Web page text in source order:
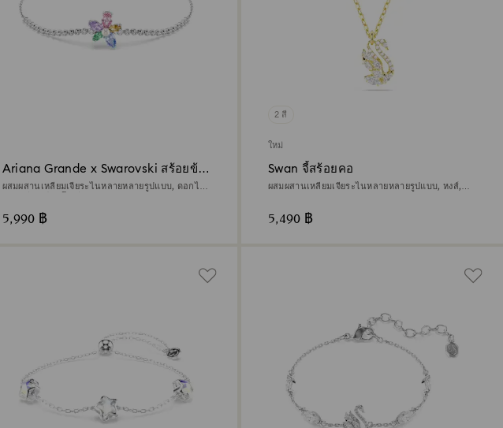
Ariana Grande x Swarovski สร้อยข้อ
มือ
ผสมผสานเหลี่ยมเจียระไนหลายหลายรูปแบบ, ดอกไม้,
5,990 ฿
2 สี
ใหม่
Swan จี้สร้อยคอ
ผสมผสานเหลี่ยมเจียระไนหลายหลายรูปแบบ, หงส์,
5,490 ฿